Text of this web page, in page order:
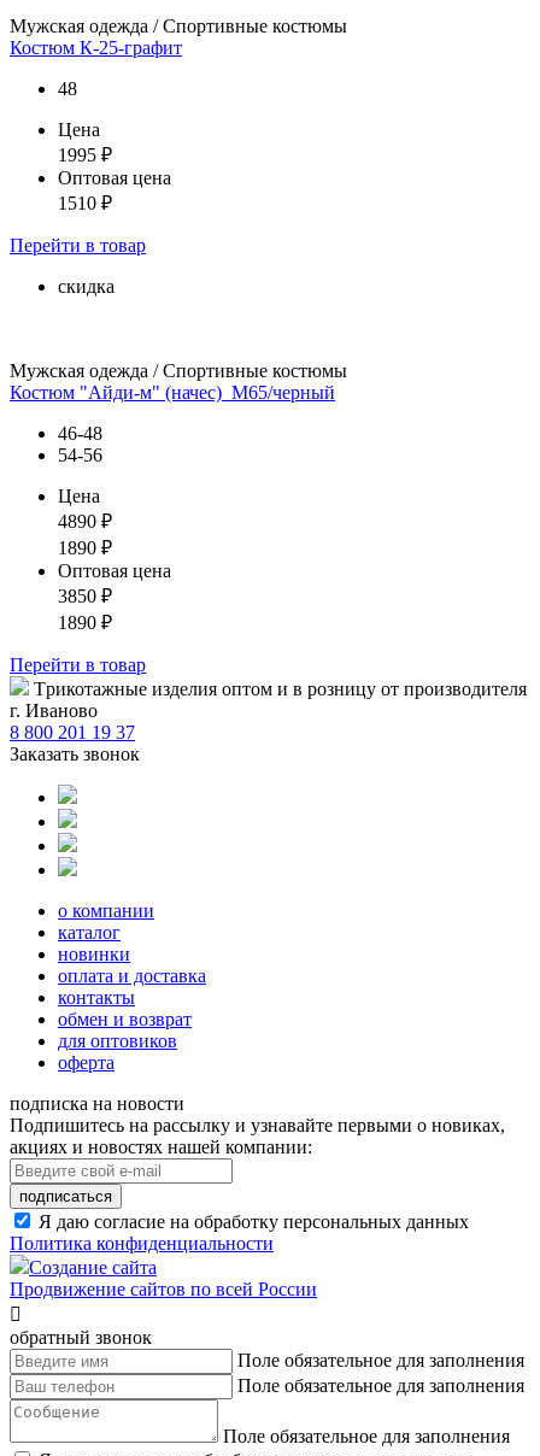
Мужская одежда / Спортивные костюмы
Костюм К-25-графит
48
Цена
1995 ₽
Оптовая цена
1510 ₽
Перейти в товар
скидка
Мужская одежда / Спортивные костюмы
Костюм "Айди-м" (начес)_М65/черный
46-48
54-56
Цена
4890 ₽
1890 ₽
Оптовая цена
3850 ₽
1890 ₽
Перейти в товар
Tрикотажные изделия оптом и в розницу от производителя
г. Иваново
8 800 201 19 37
Заказать звонок
о компании
каталог
новинки
оплата и доставка
контакты
обмен и возврат
для оптовиков
оферта
подписка на новости
Подпишитесь на рассылку и узнавайте первыми о новиках,
акциях и новостях нашей компании:
подписаться
Я даю согласие на обработку персональных данных
Политика конфиденциальности
Создание сайта
Продвижение сайтов по всей России

обратный звонок
Поле обязательное для заполнения
Поле обязательное для заполнения
Поле обязательное для заполнения